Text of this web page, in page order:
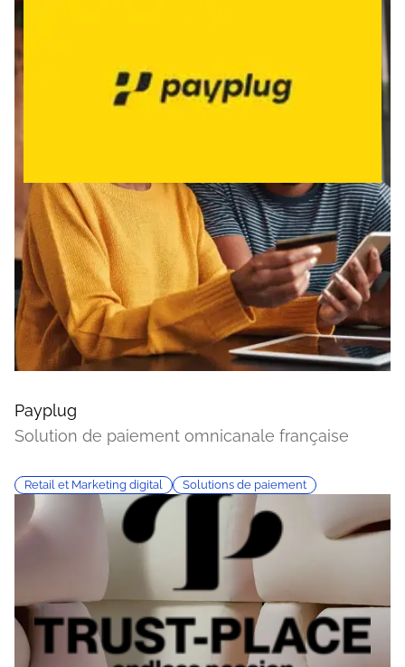
Payplug
Solution de paiement omnicanale française
Retail et Marketing digital Solutions de paiement